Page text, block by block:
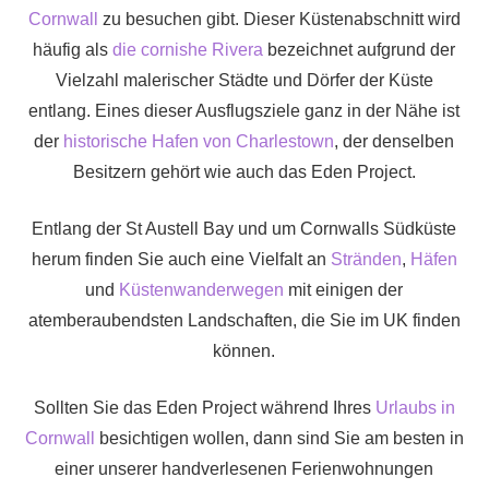
Cornwall
zu besuchen gibt. Dieser Küstenabschnitt wird
häufig alsdie cornishe Rivera bezeichnet aufgrund der
Vielzahl malerischer Städte und Dörfer der Küste
entlang. Eines dieser Ausflugsziele ganz in der Nähe ist
der historische Hafen von Charlestown, der denselben
Besitzern gehört wie auch das Eden Project.
Entlang der St Austell Bay und um Cornwalls Südküste
herum finden Sie auch eine Vielfalt an Stränden, Häfen
und Küstenwanderwegen mit einigen der
atemberaubendsten Landschaften, die Sie im UK finden
können.
Sollten Sie das Eden Project während Ihres Urlaubs in
Cornwall
besichtigen wollen, dann sind Sie am besten in
einer unserer handverlesenen Ferienwohnungen